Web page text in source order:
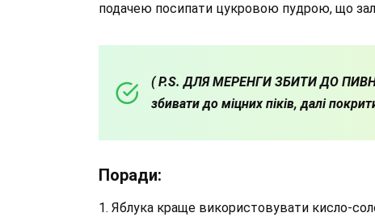
подачею посипати цукровою пудрою, що
( Р.S. ДЛЯ МЕРЕНГИ ЗБИТИ ДО
збивати до міцних піків, далі
Поради:
1. Яблука краще використовувати кисло-